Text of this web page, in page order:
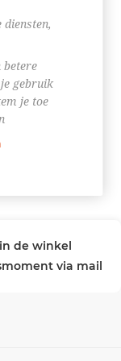
de winkel
via mail
betere
gebruik
je toe